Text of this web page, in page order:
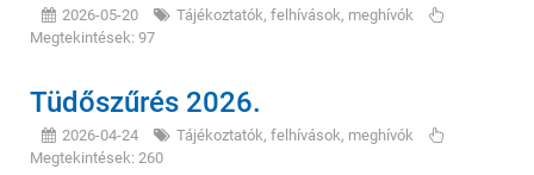
2026-05-20
Tájékoztatók, felhívások, meghívók
Megtekintések: 97
Tüdőszűrés 2026.
2026-04-24
Tájékoztatók, felhívások, meghívók
Megtekintések: 260